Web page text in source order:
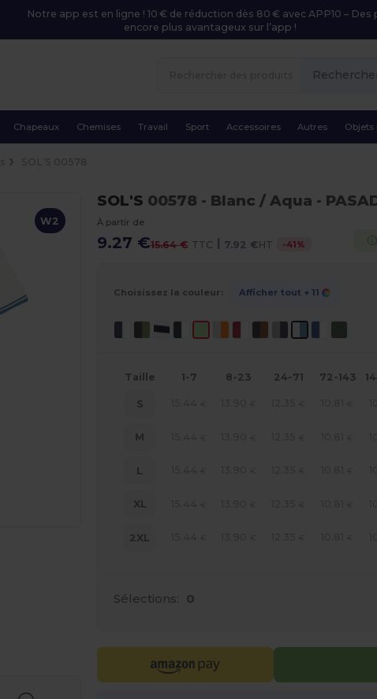
Notre app est en ligne ! 10 € de réduction dès 80 € avec APP10 – Des
encore plus avantageux sur l’app !
Chapeaux Chemises Travail Sport Accessoires Autres
W2
SOL'S 00578 - Blanc / Aqua -
À partir de
9.27 €15.64 € TTC | 7.92 €HT -41%
Choisissez la couleur: Afficher tout + 11
Taille 1-7 8-23 24-71 72-143
S
M
L
XL
2XL
Sélections: 0